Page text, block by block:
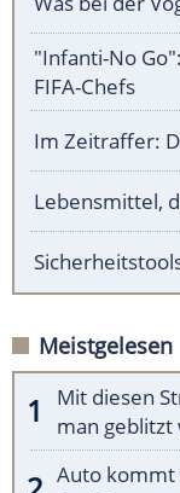
"Infanti-No
FIFA-Chefs
Im Zeitraffer:
Lebensmittel,
Meistgelesen
Mit diesen
man geblitzt
Auto kommt